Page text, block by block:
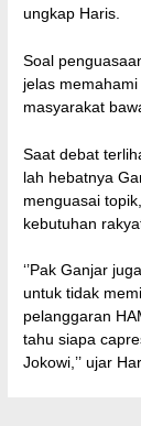
ungkap Haris.
Soal
jelas
masyarakat
Saat debat
lah hebatnya
menguasai
kebutuhan
‘’Pak Ganjar
untuk tidak
pelanggaran
tahu siapa
Jokowi,’’ ujar